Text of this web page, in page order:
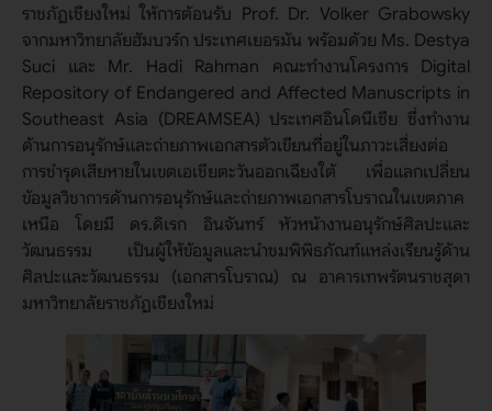
ราชภัฏเชียงใหม่ ให้การต้อนรับ Prof. Dr. Volker Grabowsky
จากมหาวิทยาลัยฮัมบวร์ก ประเทศเยอรมัน พร้อมด้วย Ms. Destya
Suci และ Mr. Hadi Rahman คณะทำงานโครงการ Digital
Repository of Endangered and Affected Manuscripts in
Southeast Asia (DREAMSEA) ประเทศอินโดนีเซีย ซึ่งทำงาน
ด้านการอนุรักษ์และถ่ายภาพเอกสารตัวเขียนที่อยู่ในภาวะเสี่ยงต่อ
การชำรุดเสียหายในเขตเอเชียตะวันออกเฉียงใต้ เพื่อแลกเปลี่ยน
ข้อมูลวิชาการด้านการอนุรักษ์และถ่ายภาพเอกสารโบราณในเขตภาค
เหนือ โดยมี ดร.ดิเรก อินจันทร์ หัวหน้างานอนุรักษ์ศิลปะและ
วัฒนธรรม เป็นผู้ให้ข้อมูลและนำชมพิพิธภัณฑ์แหล่งเรียนรู้ด้าน
ศิลปะและวัฒนธรรม (เอกสารโบราณ) ณ อาคารเทพรัตนราชสุดา
มหาวิทยาลัยราชภัฏเชียงใหม่